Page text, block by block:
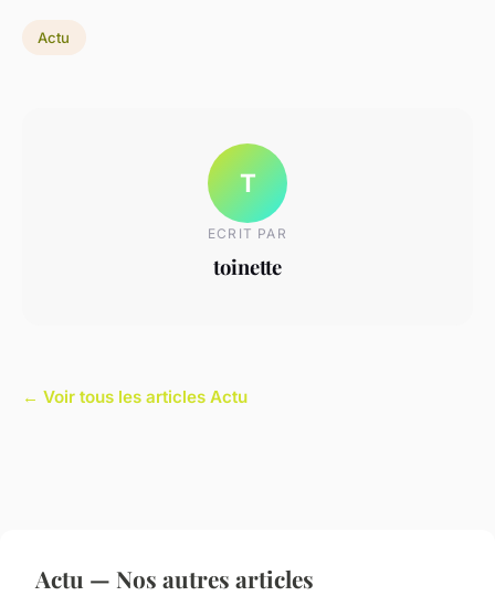
Actu
T
ECRIT PAR
toinette
← Voir tous les articles Actu
Actu — Nos autres articles